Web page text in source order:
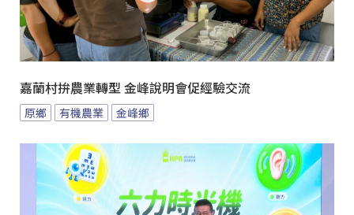
嘉蘭村拚農業轉型 金峰說明會促經驗交流
原鄉 有機農業 金峰鄉